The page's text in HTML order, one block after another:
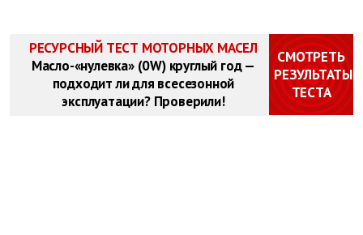
РЕСУРСНЫЙ ТЕСТ МОТОРНЫХ МАСЕЛ
Масло-«нулевка» (0W) круглый год —
подходит ли для всесезонной
эксплуатации? Проверили!
СМОТРЕТЬ
РЕЗУЛЬТАТЫ
ТЕСТА